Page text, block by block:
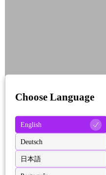
Choose Language
English
Deutsch
日本語